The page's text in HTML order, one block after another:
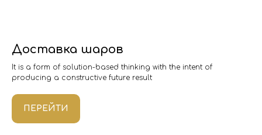
Доставка шаров
It is a form of solution-based thinking with the intent of
producing a constructive future result
ПЕРЕЙТИ